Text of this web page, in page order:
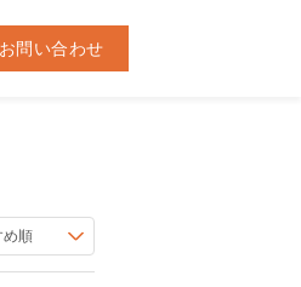
お問い合わせ
め順